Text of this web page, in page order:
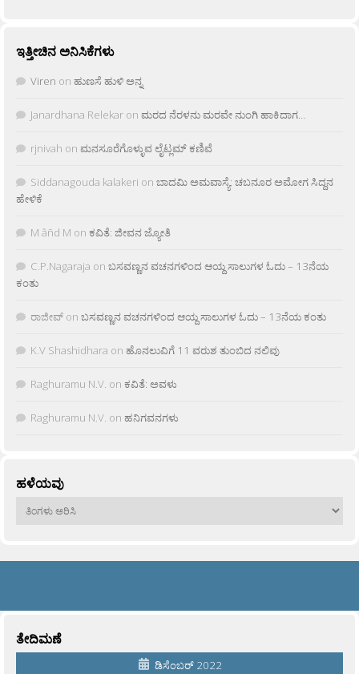
ಇತ್ತೀಚಿನ ಅನಿಸಿಕೆಗಳು
Viren on ಹುಣಸೆ ಹುಳಿ ಅನ್ನ
Janardhana Relekar on ಮರದ ನೆರಳನು ಮರವೇ ನುಂಗಿ ಹಾಕಿದಾಗ…
rjnivah on ಮನಸೂರೆಗೊಳ್ಳುವ ಲೈಟ್ಲಮ್ ಕಣಿವೆ
Siddanagouda kalakeri on ಬಾದಮಿ ಅಮವಾಸ್ಯೆ: ಚಬನೂರ ಅಮೋಗ ಸಿದ್ದನ
ಹೇಳಿಕೆ
M âñd M on ಕವಿತೆ: ಜೀವನ ಜ್ಯೋತಿ
C.P.Nagaraja on ಬಸವಣ್ಣನ ವಚನಗಳಿಂದ ಆಯ್ದ ಸಾಲುಗಳ ಓದು – 13ನೆಯ
ಕಂತು
ರಾಜೀವ್ on ಬಸವಣ್ಣನ ವಚನಗಳಿಂದ ಆಯ್ದ ಸಾಲುಗಳ ಓದು – 13ನೆಯ ಕಂತು
K.V Shashidhara on ಹೊನಲುವಿಗೆ 11 ವರುಶ ತುಂಬಿದ ನಲಿವು
Raghuramu N.V. on ಕವಿತೆ: ಅವಳು
Raghuramu N.V. on ಹನಿಗವನಗಳು
ಹಳೆಯವು
ಹಳೆಯವು
ತೇದಿಮಣೆ
ಡಿಸೆಂಬರ್ 2022